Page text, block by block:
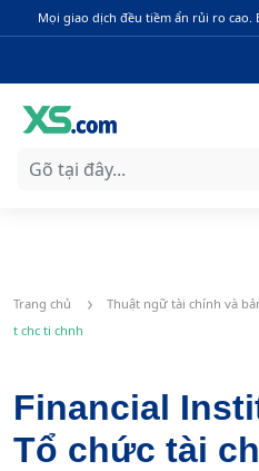
Mọi giao dịch đều tiềm ẩn rủi ro cao.
Trang chủ Thuật ngữ tài chính và
t chc ti chnh
Financial
Tổ chức tài